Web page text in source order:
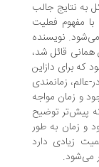
جالب
فعلیت
نویسنده
شد،
دازاین
مواجه
توضیح
به ‌طور
دارد